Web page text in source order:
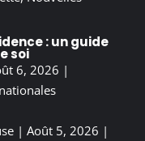
: un guide
soi
6, 2026 |
| Août 5, 2026 |